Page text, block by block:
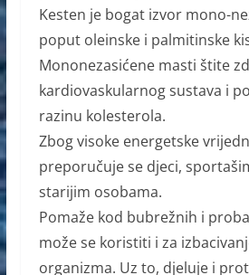
Kesten je bogat izvor mono-
poput oleinske i palmitinske
Mononezasićene masti štite
kardiovaskularnog sustava i
razinu kolesterola.
Zbog visoke energetske
preporučuje se djeci,
starijim osobama.
Pomaže kod bubrežnih i
može se koristiti i za
organizma. Uz to, djeluje i